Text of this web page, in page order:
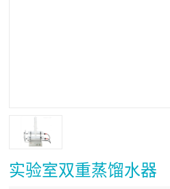
实验室双重蒸馏水器